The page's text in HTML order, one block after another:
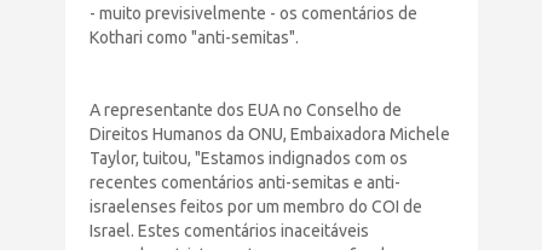
- muito previsivelmente - os comentários de
Kothari como "anti-semitas".
A representante dos EUA no Conselho de
Direitos Humanos da ONU, Embaixadora Michele
Taylor, tuitou, "Estamos indignados com os
recentes comentários anti-semitas e anti-
israelenses feitos por um membro do COI de
Israel. Estes comentários inaceitáveis